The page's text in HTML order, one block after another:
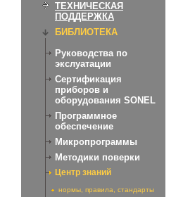
ТЕХНИЧЕСКАЯ
ПОДДЕРЖКА
БИБЛИОТЕКА
Руководства по
экслуатации
Сертификация
приборов и
оборудования SONEL
Программное
обеспечение
Микропрограммы
Методики поверки
Центр знаний
нормы, правила, стандарты